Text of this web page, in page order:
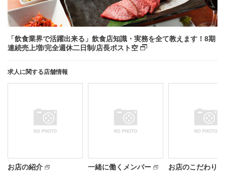
「飲食業界で活躍出来る」飲食店知識・実務を全て教えます！8期
連続売上増/完全週休二日制/店長ポスト空
求人に関する店舗情報
お店の紹介 一緒に働くメンバー お店のこだわり